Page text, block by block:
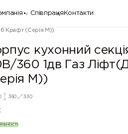
Співпраця Контакти
Крафт (Серія М))
кухонний
360 1дв Газ
М))
360 330